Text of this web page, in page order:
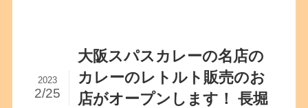
大阪スパスカレーの名店の
カレーのレトルト販売のお
店がオープンします！ 長堀
2023
2/25